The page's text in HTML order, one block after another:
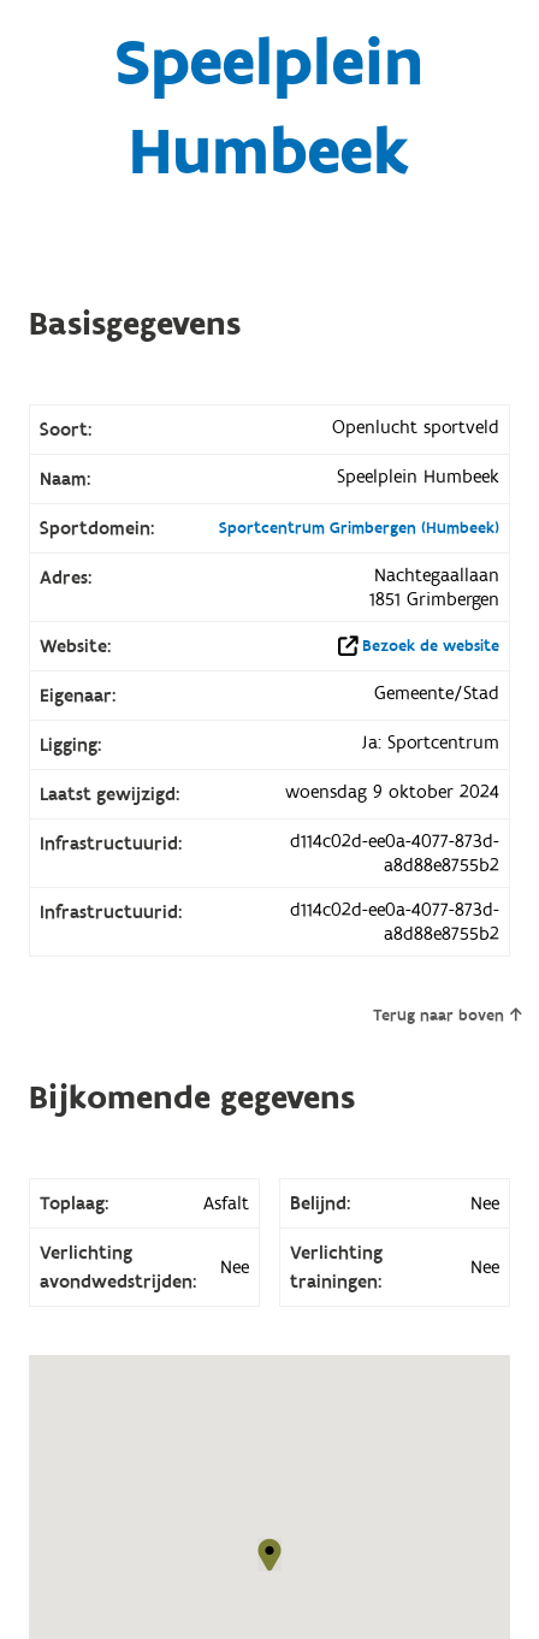
Speelplein
Humbeek
Basisgegevens
Soort: Openlucht sportveld
Naam: Speelplein Humbeek
Sportdomein: Sportcentrum Grimbergen (Humbeek)
Adres:
Nachtegaallaan
1851 Grimbergen
Website:
Bezoek de website
Eigenaar: Gemeente/Stad
Ligging: Ja: Sportcentrum
Laatst gewijzigd: woensdag 9 oktober 2024
Infrastructuurid:
d114c02d-ee0a-4077-873d-
a8d88e8755b2
Infrastructuurid:
d114c02d-ee0a-4077-873d-
a8d88e8755b2
Terug naar boven
Bijkomende gegevens
Toplaag: Asfalt Belijnd: Nee
Verlichting
avondwedstrijden:
Nee
Verlichting
trainingen:
Nee